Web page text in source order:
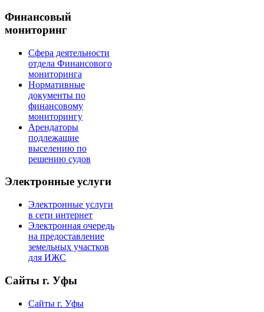
Финансовый
мониторинг
Сфера деятельности
отдела Финансового
мониторинга
Нормативные
документы по
финансовому
мониторингу
Арендаторы
подлежащие
выселению по
решению судов
Электронные услуги
Электронные услуги
в сети интернет
Электронная очередь
на предоставление
земельных участков
для ИЖС
Сайты г. Уфы
Сайты г. Уфы